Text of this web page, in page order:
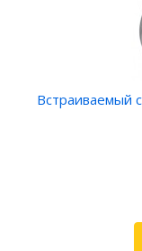
Встраиваемый